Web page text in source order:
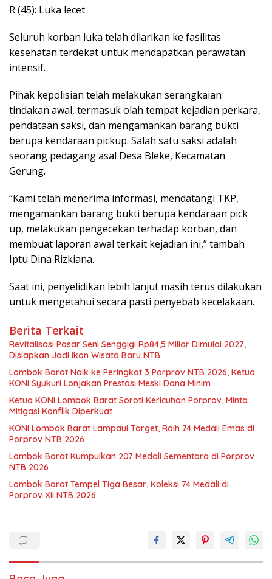
R (45): Luka lecet
Seluruh korban luka telah dilarikan ke fasilitas
kesehatan terdekat untuk mendapatkan perawatan
intensif.
Pihak kepolisian telah melakukan serangkaian
tindakan awal, termasuk olah tempat kejadian perkara,
pendataan saksi, dan mengamankan barang bukti
berupa kendaraan pickup. Salah satu saksi adalah
seorang pedagang asal Desa Bleke, Kecamatan
Gerung.
“Kami telah menerima informasi, mendatangi TKP,
mengamankan barang bukti berupa kendaraan pick
up, melakukan pengecekan terhadap korban, dan
membuat laporan awal terkait kejadian ini,” tambah
Iptu Dina Rizkiana.
Saat ini, penyelidikan lebih lanjut masih terus dilakukan
untuk mengetahui secara pasti penyebab kecelakaan.
Berita Terkait
Revitalisasi Pasar Seni Senggigi Rp84,5 Miliar Dimulai 2027,
Disiapkan Jadi Ikon Wisata Baru NTB
Lombok Barat Naik ke Peringkat 3 Porprov NTB 2026, Ketua
KONI Syukuri Lonjakan Prestasi Meski Dana Minim
Ketua KONI Lombok Barat Soroti Kericuhan Porprov, Minta
Mitigasi Konflik Diperkuat
KONI Lombok Barat Lampaui Target, Raih 74 Medali Emas di
Porprov NTB 2026
Lombok Barat Kumpulkan 207 Medali Sementara di Porprov
NTB 2026
Lombok Barat Tempel Tiga Besar, Koleksi 74 Medali di
Porprov XII NTB 2026